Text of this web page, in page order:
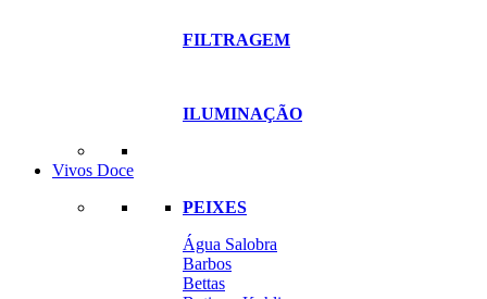
FILTRAGEM
ILUMINAÇÃO
Vivos Doce
PEIXES
Água Salobra
Barbos
Bettas